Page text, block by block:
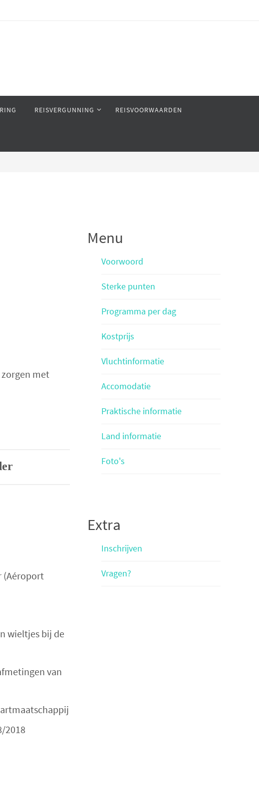
REISVERGUNNING REISVOORWAARDEN
met
(Aéroport
wieltjes bij de
van
2018
Menu
Voorwoord
Sterke punten
Programma per dag
Kostprijs
Vluchtinformatie
Accomodatie
Praktische informatie
Land informatie
Foto's
Extra
Inschrijven
Vragen?